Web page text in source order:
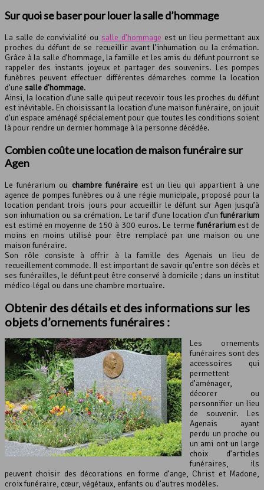
Sur quoi se baser pour louer lasalle d’hommage
La salle de convivialité ou salle d’hommage est un lieu permettant aux
proches du défunt de se recueillir avant l’inhumation ou la crémation.
Grâce à la salle d’hommage, la famille et les amis du défunt pourront se
rappeler des instants joyeux et partager des souvenirs. Les pompes
funèbres peuvent effectuer différentes démarches comme la location
d’une salle d’hommage.
Ainsi, la location d’une salle qui peut recevoir tous les proches du défunt
est inévitable. En choisissant la location d’une maison funéraire, on jouit
d’un espace aménagé spécialement pour que toutes les conditions soient
là pour rendre un dernier hommage à la personne décédée.
Combien coûte une location de maison funéraire sur
Agen
Le funérarium ou chambre funéraireest un lieu qui appartient à une
agence de pompes funèbres ou à une régie municipale, proposé pour la
location pendant trois jours pour accueillir le défunt sur Agen jusqu’à
son inhumation ou sa crémation. Le tarif d’une location d’unfunérarium
est estimé en moyenne de 150 à 300 euros. Le termefunérarium est de
moins en moins utilisé pour être remplacé par une maison ou une
maison funéraire.
Son rôle consiste à offrir à la famille des Agenais un lieu de
recueillement commode. Il est important de savoir qu’entre son décès et
ses funérailles, le défunt peut être conservé à domicile ; dans un institut
médico-légal ou dans une chambre mortuaire.
Obtenir des détails et des informations sur les
objets d’ornements funéraires :
Les ornements
funéraires sont des
accessoires qui
permettent
d’aménager,
décorer ou
personnifier un lieu
de souvenir. Les
Agenais ayant
perdu un proche ou
un ami ont un large
choix d’articles
funéraires, ils
peuvent choisir des décorations en forme d’ange, Christ et Madone,
croix funéraire, cœur, végétaux, enfants ou d’autres modèles.